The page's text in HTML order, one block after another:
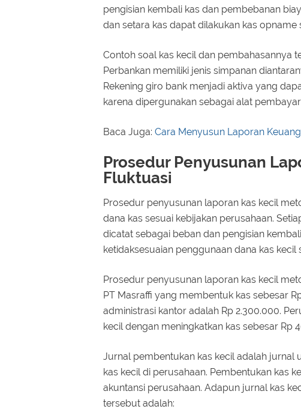
pengisian kembali kas dan pembebanan
dan setara kas dapat dilakukan kas opname
Contoh soal kas kecil dan pembahasannya
Perbankan memiliki jenis simpanan
Rekening giro bank menjadi aktiva yang
karena dipergunakan sebagai alat
Baca Juga: Cara Menyusun Laporan
Prosedur Penyusunan
Fluktuasi
Prosedur penyusunan laporan kas kecil
dana kas sesuai kebijakan perusahaan.
dicatat sebagai beban dan pengisian
ketidaksesuaian penggunaan dana kas kecil
Prosedur penyusunan laporan kas kecil
PT Masraffi yang membentuk kas sebesar
administrasi kantor adalah Rp 2.300.000.
kecil dengan meningkatkan kas sebesar Rp
Jurnal pembentukan kas kecil adalah jurnal
kas kecil di perusahaan. Pembentukan kas
akuntansi perusahaan. Adapun jurnal kas
tersebut adalah: